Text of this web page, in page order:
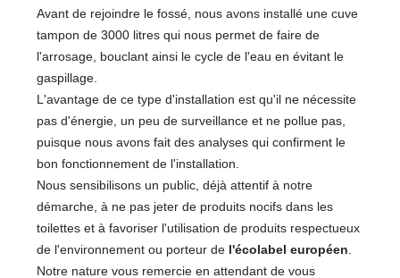
Avant de rejoindre le fossé, nous avons installé une cuve
tampon de 3000 litres qui nous permet de faire de
l'arrosage, bouclant ainsi le cycle de l'eau en évitant le
gaspillage.
L'avantage de ce type d'installation est qu'il ne nécessite
pas d'énergie, un peu de surveillance et ne pollue pas,
puisque nous avons fait des analyses qui confirment le
bon fonctionnement de l'installation.
Nous sensibilisons un public, déjà attentif à notre
démarche, à ne pas jeter de produits nocifs dans les
toilettes et à favoriser l'utilisation de produits respectueux
de l'environnement ou porteur del'écolabel européen
Notre nature vous remercie en attendant de vous